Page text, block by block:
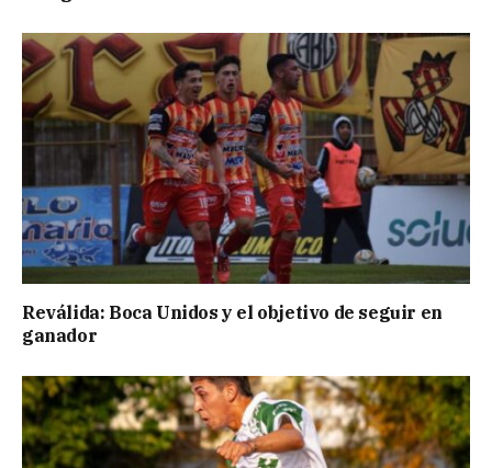
Reválida: Boca Unidos y el objetivo de seguir en
ganador